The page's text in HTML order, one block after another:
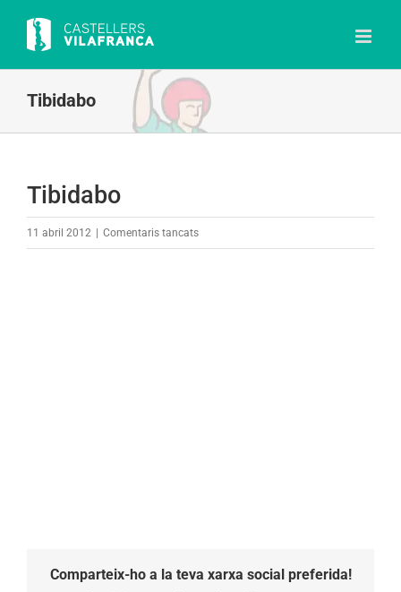
content
Tibidabo
Tibidabo
11 abril 2012 Comentaris tancatsa
Comparteix-ho a la teva xarxa social preferida!